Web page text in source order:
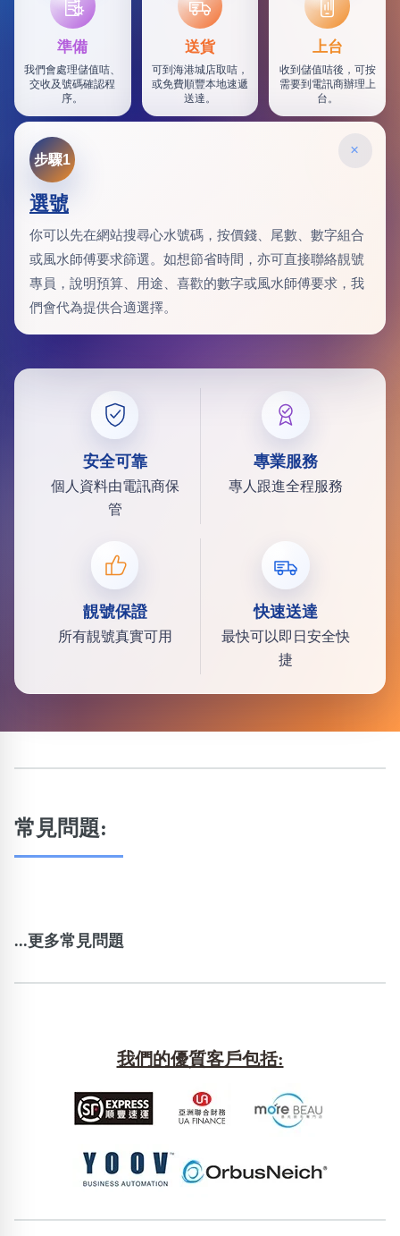
準備
我們會處理儲值咭、
交收及號碼確認程
序。
SF
送貨
可到海港城店取咭，
或免費順豐本地速遞
送達。
上台
收到儲值咭後，可按
需要到電訊商辦理上
台。
×
步驟1
選號
你可以先在網站搜尋心水號碼，按價錢、尾數、數字組合
或風水師傅要求篩選。如想節省時間，亦可直接聯絡靚號
專員，說明預算、用途、喜歡的數字或風水師傅要求，我
們會代為提供合適選擇。
安全可靠
個人資料由電訊商保
管
專業服務
專人跟進全程服務
靚號保證
所有靚號真實可用
快速送達
最快可以即日安全快
捷
常見問題:
...更多常見問題
我們的優質客戶包括: